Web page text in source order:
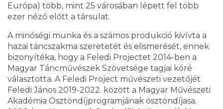
Európa) több, mint 25 városában lépett fel több
ezer néző előtt a társulat.
A minőségi munka és a számos produkció kivívta a
hazai táncszakma szeretetét és elismerését, ennek
bizonyítéka, hogy a Feledi Projectet 2014-ben a
Magyar Táncművészek Szövetsége tagjai köré
választotta. A Feledi Project művészeti vezetőjét
Feledi János 2019-2022. között a Magyar Művészeti
Akadémia Ösztöndíjprogramjának ösztöndíjasa.